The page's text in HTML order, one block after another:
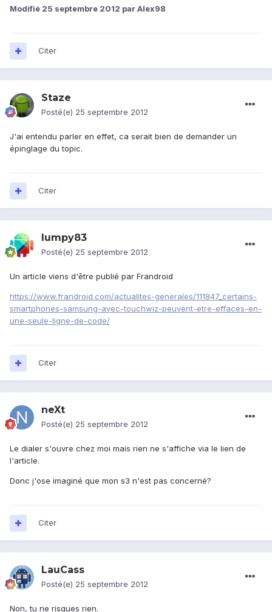
Modifié 25 septembre 2012 par Alex98
Citer
Staze
Posté(e) 25 septembre 2012
J'ai entendu parler en effet, ca serait bien de demander un
épinglage du topic.
Citer
lumpy83
Posté(e) 25 septembre 2012
Un article viens d'être publié par Frandroid
https://www.frandroid.com/actualites-generales/111847_certains-
smartphones-samsung-avec-touchwiz-peuvent-etre-effaces-en-
une-seule-ligne-de-code/
Citer
neXt
Posté(e) 25 septembre 2012
Le dialer s'ouvre chez moi mais rien ne s'affiche via le lien de
l'article.
Donc j'ose imaginé que mon s3 n'est pas concerné?
Citer
LauCass
Posté(e) 25 septembre 2012
Non, tu ne risques rien.